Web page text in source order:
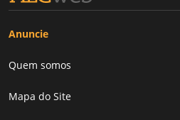
Anuncie
Quem somos
Mapa do Site